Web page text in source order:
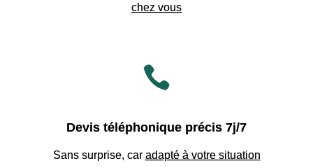
chez vous

Devis téléphonique précis 7j/7
Sans surprise, car adapté à votre situation